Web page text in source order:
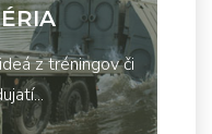
z tréningov či